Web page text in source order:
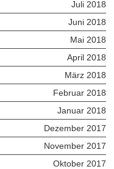
Juli 2018
Juni 2018
Mai 2018
April 2018
März 2018
Februar 2018
Januar 2018
Dezember 2017
November 2017
Oktober 2017